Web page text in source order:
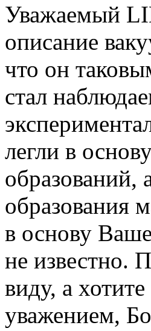
Уважаемый
описание
что он
стал
легли в
образований,
образования
в основу
не известно.
виду, а
уважением,